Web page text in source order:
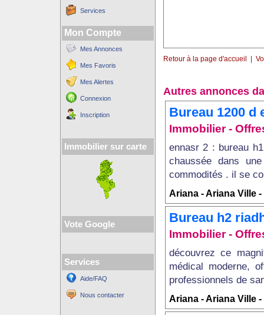
Services
Mon Compte
Mes Annonces
Mes Favoris
Mes Alertes
Connexion
Inscription
Immobilier sur carte
Vote Google
Services
Aide/FAQ
Nous contacter
Retour à la page d'accueil
Autres annonces
Bureau 1200 d
Immobilier -
ennasr 2 : bureau
chaussée dans
commodités . il se
Ariana - Ariana Ville
Bureau h2
Immobilier -
découvrez ce
médical moderne,
professionnels de
Ariana - Ariana Ville